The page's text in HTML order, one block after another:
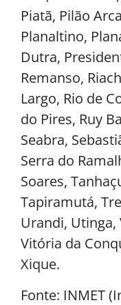
Piatã, Pilão
Planaltino,
Dutra,
Remanso,
Largo, Rio de
do Pires, Ruy
Seabra,
Serra do
Soares,
Tapiramutá,
Urandi, Utinga,
Vitória da
Xique.
Fonte: INMET